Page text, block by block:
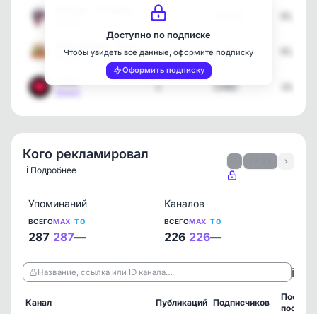
2
[max]
1 16383
1 13482
Доступно по подписке
Чтобы увидеть все данные, оформите подписку
Оформить подписку
Кого рекламировал
ℹ️ Подробнее
›
Упоминаний
ВСЕГО
287
MAX
287
TG
—
Каналов
ВСЕГО
226
MAX
226
TG
—
Название, ссылка или ID канала… ℹ️
Канал Публикаций Подписчиков
пост